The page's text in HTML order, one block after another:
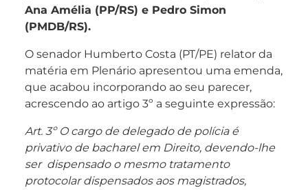
Ana Amélia (PP/RS) e Pedro Simon
(PMDB/RS).
O senador Humberto Costa (PT/PE) relator da
matéria em Plenário apresentou uma emenda,
que acabou incorporando ao seu parecer,
acrescendo ao artigo 3º a seguinte expressão:
Art. 3º O cargo de delegado de polícia é
privativo de bacharel em Direito, devendo-lhe
ser dispensado o mesmo tratamento
protocolar dispensados aos magistrados,